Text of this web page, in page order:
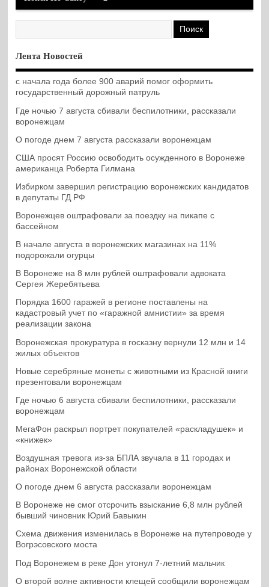
Лента Новостей
с начала года более 900 аварий помог оформить
государственный дорожный патруль
Где ночью 7 августа сбивали беспилотники, рассказали
воронежцам
О погоде днем 7 августа рассказали воронежцам
США просят Россию освободить осужденного в Воронеже
американца Роберта Гилмана
Избирком завершил регистрацию воронежских кандидатов
в депутаты ГД РФ
Воронежцев оштрафовали за поездку на пикапе с
бассейном
В начале августа в воронежских магазинах на 11%
подорожали огурцы
В Воронеже на 8 млн рублей оштрафовали адвоката
Сергея Жеребятьева
Порядка 1600 гаражей в регионе поставлены на
кадастровый учет по «гаражной амнистии» за время
реализации закона
Воронежская прокуратура в госказну вернули 12 млн и 14
жилых объектов
Новые серебряные монеты с животными из Красной книги
презентовали воронежцам
Где ночью 6 августа сбивали беспилотники, рассказали
воронежцам
МегаФон раскрыл портрет покупателей «раскладушек» и
«книжек»
Воздушная тревога из-за БПЛА звучала в 11 городах и
районах Воронежской области
О погоде днем 6 августа рассказали воронежцам
В Воронеже не смог отсрочить взыскание 6,8 млн рублей
бывший чиновник Юрий Бавыкин
Схема движения изменилась в Воронеже на путепроводе у
Вогрэсовского моста
Под Воронежем в реке Дон утонул 7-летний мальчик
О второй волне активности клещей сообщили воронежцам